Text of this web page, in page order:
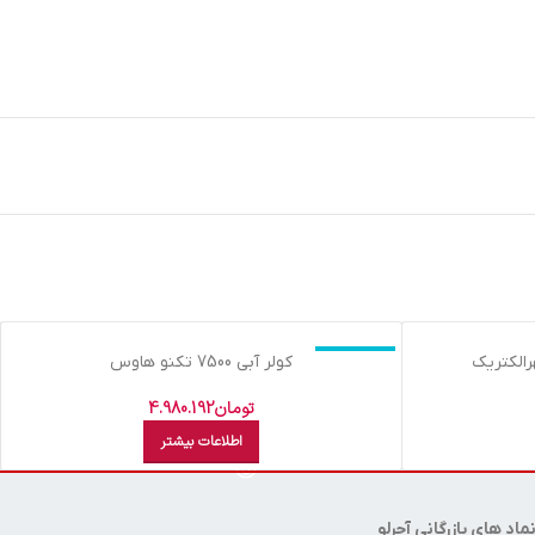
کولر آبي 7500 تکنو هاوس
تومان4.980.192
اطلاعات بیشتر
نماد های بازرگانی آجرلو